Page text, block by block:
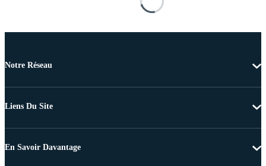
Notre Réseau
Liens Du Site
En Savoir Davantage